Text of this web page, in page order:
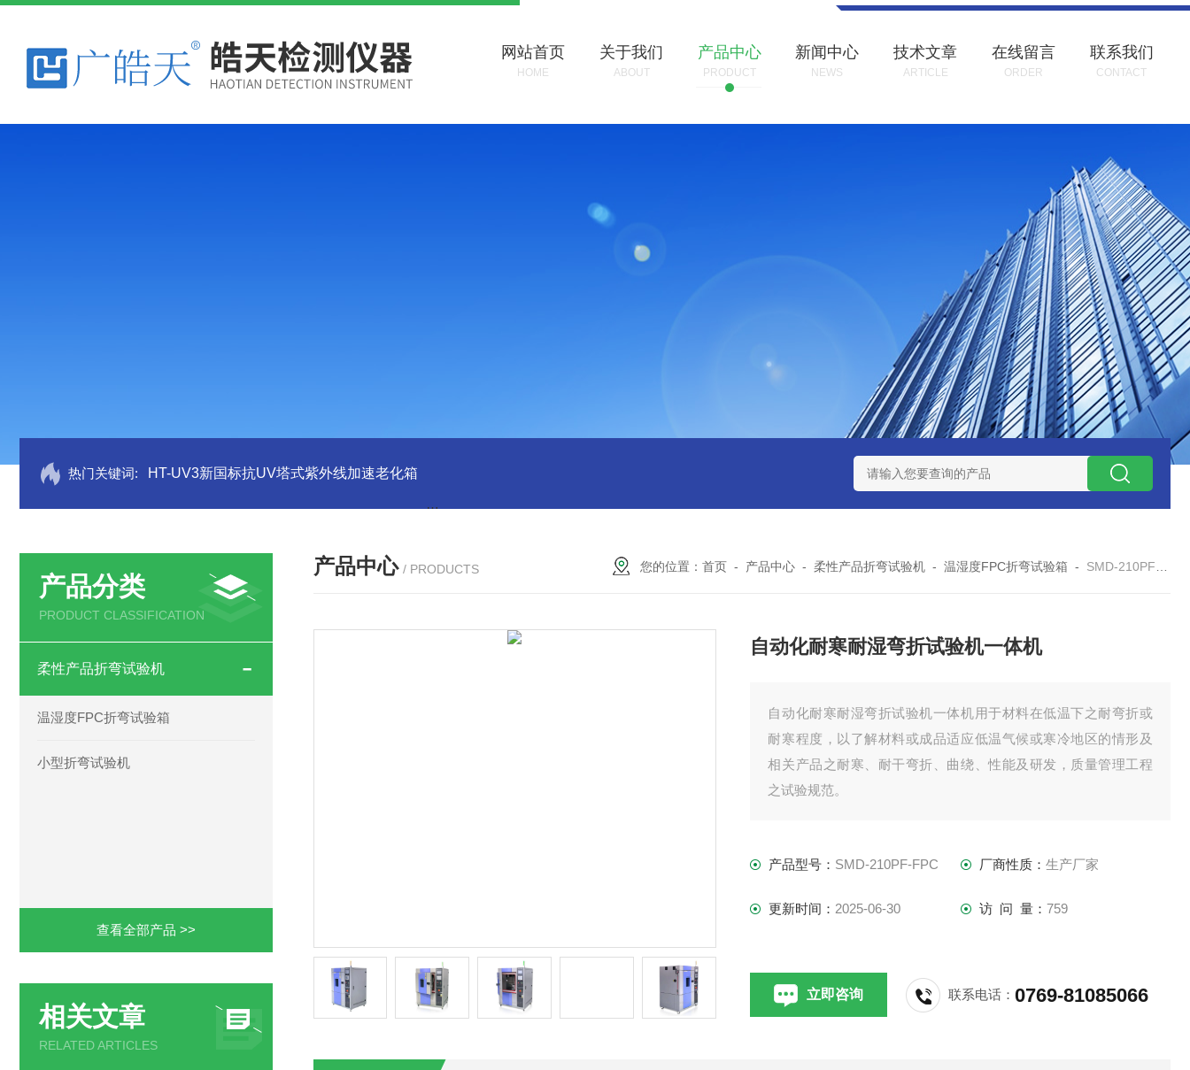
网站首页
HOME
关于我们
ABOUT
产品中心
PRODUCT
新闻中心
NEWS
技术文章
ARTICLE
在线留言
ORDER
联系我们
CONTACT
热门关键词: HT-UV3新国标抗UV塔式紫外线加速老化箱 SH-160广皓天新国标温湿度盐雾试验箱保养维修 SMD-210PF-
产品分类
PRODUCT CLASSIFICATION
柔性产品折弯试验机
温湿度FPC折弯试验箱
小型折弯试验机
查看全部产品 >>
相关文章
RELATED ARTICLES
产品中心 / PRODUCTS 您的位置：首页 - 产品中心 -柔性产品折弯试验机 -温湿度FPC折弯试验箱 - SMD-210PF-FPC自动化耐寒耐湿弯折试验机一体机
自动化耐寒耐湿弯折试验机一体机
自动化耐寒耐湿弯折试验机一体机用于材料在低温下之耐弯折或
耐寒程度，以了解材料或成品适应低温气候或寒冷地区的情形及
相关产品之耐寒、耐干弯折、曲绕、性能及研发，质量管理工程
之试验规范。
产品型号： SMD-210PF-FPC 厂商性质： 生产厂家
更新时间： 2025-06-30 访 问 量： 759
立即咨询 联系电话：0769-81085066